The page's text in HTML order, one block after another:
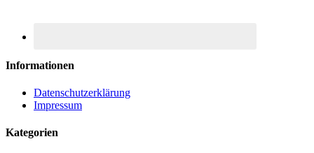
Informationen
Datenschutzerklärung
Impressum
Kategorien